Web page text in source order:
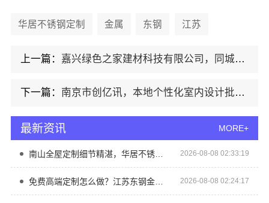
华居不锈钢定制 金属 东钢 江苏
上一篇： 嘉兴绿色之家建材科技有限公司，同城专业家庭装修机构优质典范
下一篇： 南京市创亿讯，本地个性化室内设计批发优选
最新资讯 MORE+
南山全屋定制细节精湛，华居不锈钢打造品质生活 2026-08-08 02:33:19
免费高端定制怎么做？江苏东钢金属家居专业设计服务 2026-08-08 02:24:17